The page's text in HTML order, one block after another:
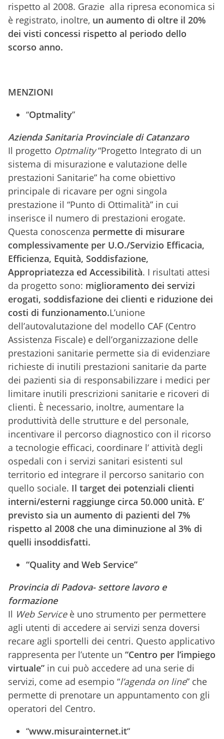
rispetto al 2008. Grazie alla ripresa economica si
è registrato, inoltre, un aumento di oltre il 20%
dei visti concessi rispetto al periodo dello
scorso anno.
MENZIONI
“Optmality”
Azienda Sanitaria Provinciale di Catanzaro
Il progetto Optmality“Progetto Integrato di un
sistema di misurazione e valutazione delle
prestazioni Sanitarie” ha come obiettivo
principale di ricavare per ogni singola
prestazione il “Punto di Ottimalità” in cui
inserisce il numero di prestazioni erogate.
Questa conoscenza permette di misurare
complessivamente per U.O./Servizio Efficacia,
Efficienza, Equità, Soddisfazione,
Appropriatezza ed Accessibilità. I risultati attesi
da progetto sono: miglioramento dei servizi
erogati, soddisfazione dei clienti e riduzione dei
costi di funzionamento.L’unione
dell’autovalutazione del modello CAF (Centro
Assistenza Fiscale) e dell’organizzazione delle
prestazioni sanitarie permette sia di evidenziare
richieste di inutili prestazioni sanitarie da parte
dei pazienti sia di responsabilizzare i medici per
limitare inutili prescrizioni sanitarie e ricoveri di
clienti. È necessario, inoltre, aumentare la
produttività delle strutture e del personale,
incentivare il percorso diagnostico con il ricorso
a tecnologie efficaci, coordinare l’ attività degli
ospedali con i servizi sanitari esistenti sul
territorio ed integrare il percorso sanitario con
quello sociale. Il target dei potenziali clienti
interni/esterni raggiunge circa 50.000 unità. E’
previsto sia un aumento di pazienti del 7%
rispetto al 2008 che una diminuzione al 3% di
quelli insoddisfatti.
“Quality and Web Service”
Provincia di Padova- settore lavoro e
formazione
Il Web Serviceè uno strumento per permettere
agli utenti di accedere ai servizi senza doversi
recare agli sportelli dei centri. Questo applicativo
rappresenta per l’utente un “Centro per l’impiego
virtuale” in cui può accedere ad una serie di
servizi, come ad esempio “l’agenda on line” che
permette di prenotare un appuntamento con gli
operatori del Centro.
“www.misurainternet.it“